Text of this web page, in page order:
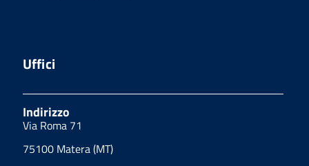
Uffici
Indirizzo
Via Roma 71
75100 Matera (MT)